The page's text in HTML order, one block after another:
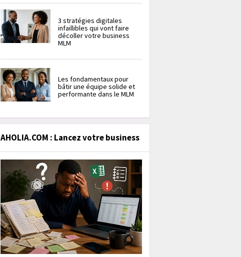
3 stratégies digitales
infaillibles qui vont faire
décoller votre business
MLM
Les fondamentaux pour
bâtir une équipe solide et
performante dans le MLM
AHOLIA.COM : Lancez votre business